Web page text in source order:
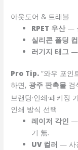
아웃도어 & 트래블
RPET 우산—
실리콘 폴딩 컵
러기지 태그 —
Pro Tip. “와우 포인
하면, 광주 판촉물 검
브랜딩·인쇄·패키
인쇄 방식 선택
레이저 각인 —
기 無.
UV 컬러 — 사